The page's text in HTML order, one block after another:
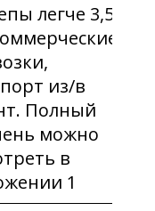
легче 3,5
из/в
Полный
можно
в
1